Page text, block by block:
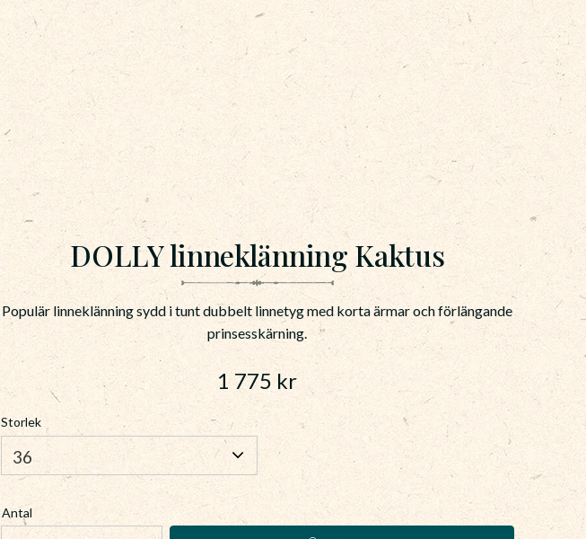
DOLLY linneklänning Kaktus
Populär linneklänning sydd i tunt dubbelt linnetyg med korta ärmar och förlängande
prinsesskärning.
1 775 kr
Storlek
Antal